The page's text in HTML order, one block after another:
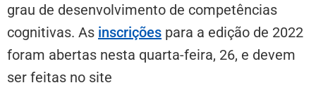
grau de desenvolvimento de competências
cognitivas. As inscrições para a edição de 2022
foram abertas nesta quarta-feira, 26, e devem
ser feitas no site